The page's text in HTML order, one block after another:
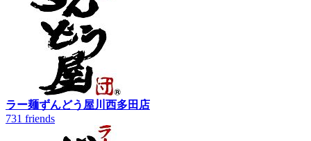
ラー麺ずんどう屋川西多田店
731 friends